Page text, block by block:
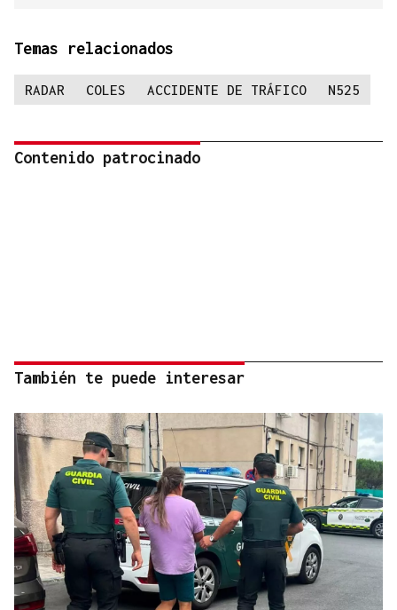
Temas relacionados
RADAR COLES ACCIDENTE DE TRÁFICO N525
Contenido patrocinado
También te puede interesar